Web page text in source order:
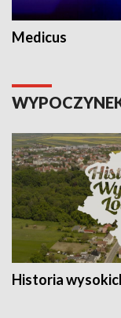
Medicus
Historia